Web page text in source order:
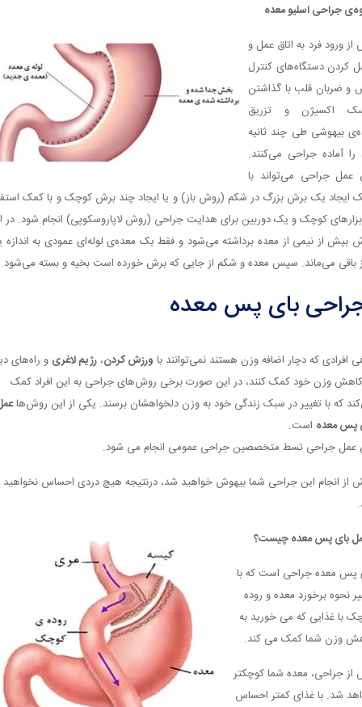
جراحی اسلیو معده
ورود فرد به اتاق عمل و
کردن دستگاه‌های کنترل
و ضربان قلب با گذاشتن
اکسیژن و تزریق
بیهوشی طی چند ثانیه
را آماده جراحی می‌کنند.
عمل جراحی می‌تواند با
ایجاد یک برش بزرگ در شکم (روش باز) و یا ایجاد چند برش کوچک و با کمک
کوچک و یک دوربین برای هدایت جراحی (روش لاپاروسکوپی) انجام شود. در
بیش از نیمی از معده برداشته می‌شود و فقط یک معده‌ی لوله‌ای عمودی به
باقی می‌ماند. سپس معده و شکم از جایی که برش خورده است بخیه و بسته می‌شود.
بای پس معده
افرادی که دچار اضافه وزن هستند نمی‌توانند با ورزش کردن، رژیم لاغری و راه‌های
وزن خود کمک کنند، در این صورت برخی روش‌های جراحی به این افراد کمک
که با تغییر در سبک زندگی خود به وزن دلخواهشان برسند. یکی از این روش‌ها
پس معده است.
عمل جراحی تسط متخصصین جراحی عمومی انجام می شود.
از انجام این جراحی شما بیهوش خواهید شد، درنتیجه هیچ دردی احساس نخواهید
بای پس معده چیست؟
پس معده جراحی است که با
نحوه برخورد معده و روده
با غذایی که می خورید به
وزن شما کمک می کند.
جراحی، معده شما کوچکتر
شد. با غذای کمتر احساس